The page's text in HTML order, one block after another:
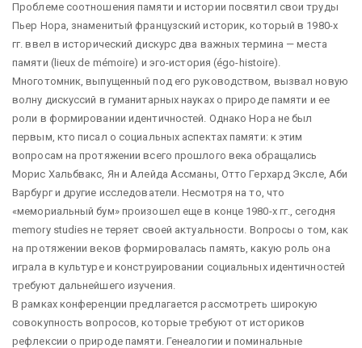
Проблеме соотношения памяти и истории посвятил свои труды
Пьер Нора, знаменитый французский историк, который в 1980-х
гг. ввел в исторический дискурс два важных термина — места
памяти (lieux de mémoire) и эго-история (égo-histoire).
Многотомник, выпущенный под его руководством, вызвал новую
волну дискуссий в гуманитарных науках о природе памяти и ее
роли в формировании идентичностей. Однако Нора не был
первым, кто писал о социальных аспектах памяти: к этим
вопросам на протяжении всего прошлого века обращались
Морис Хальбвакс, Ян и Алейда Ассманы, Отто Герхард Эксле, Аби
Варбург и другие исследователи. Несмотря на то, что
«мемориальный бум» произошел еще в конце 1980-х гг., сегодня
memory studies не теряет своей актуальности. Вопросы о том, как
на протяжении веков формировалась память, какую роль она
играла в культуре и конструировании социальных идентичностей
требуют дальнейшего изучения.
В рамках конференции предлагается рассмотреть широкую
совокупность вопросов, которые требуют от историков
рефлексии о природе памяти. Генеалогии и поминальные